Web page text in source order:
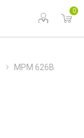
0
MPM 626B